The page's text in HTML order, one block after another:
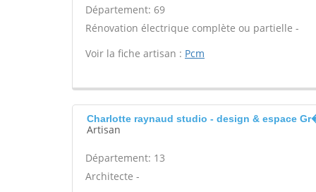
Département: 69
Rénovation électrique complète ou partielle -
Voir la fiche artisan : Pcm
Charlotte raynaud studio - design & espace
Artisan
Département: 13
Architecte -